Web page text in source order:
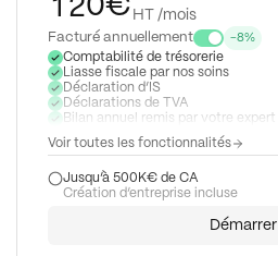
1
2
3
4
5
6
2
3
4
5
6
7
0
1
2
3
4
5
€ HT /mois
Facturé annuellement -8%
Comptabilité de trésorerie
Liasse fiscale par nos soins
Déclaration d’IS
Déclarations de TVA
Bilan annuel remis par votre expert
Voir toutes les fonctionnalités
Jusqu’à 500K€ de CA
Création d’entreprise incluse
Démarrer
0